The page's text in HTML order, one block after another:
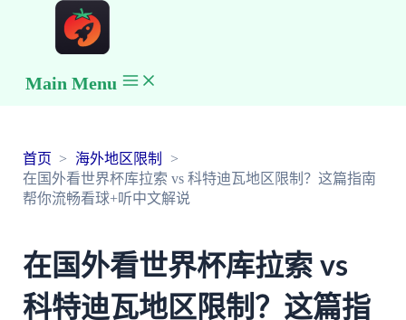
Main Menu
首页
海外地区限制
在国外看世界杯库拉索 vs 科特迪瓦地区限制？这篇指南
帮你流畅看球+听中文解说
在国外看世界杯库拉索 vs
科特迪瓦地区限制？这篇指